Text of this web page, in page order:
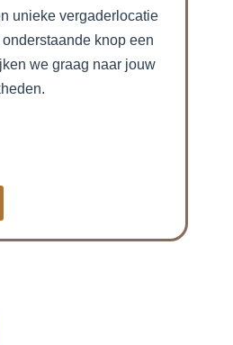
unieke vergaderlocatie
knop een
we graag naar jouw